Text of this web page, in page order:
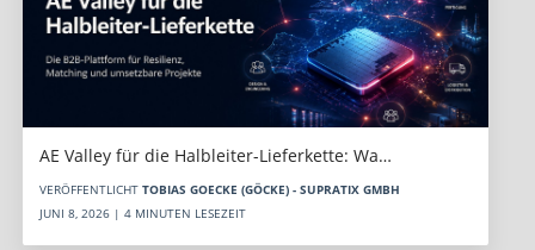
AE Valley für die Halbleiter-Lieferkette: Wa…
VERÖFFENTLICHT TOBIAS GOECKE (GÖCKE) - SUPRATIX GMBH
JUNI 8, 2026 | 4 MINUTEN LESEZEIT